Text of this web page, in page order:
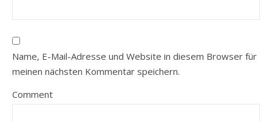
Name, E-Mail-Adresse und Website in diesem Browser für
meinen nächsten Kommentar speichern.
Comment